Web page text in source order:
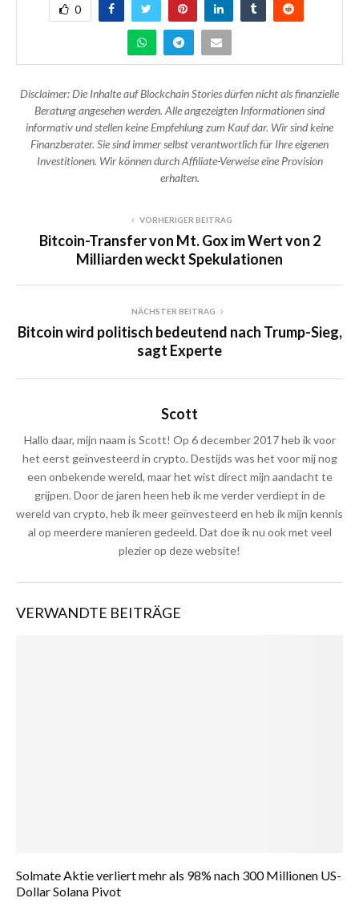
0
Disclaimer: Die Inhalte auf Blockchain Stories dürfen nicht als finanzielle
Beratung angesehen werden. Alle angezeigten Informationen sind
informativ und stellen keine Empfehlung zum Kauf dar. Wir sind keine
Finanzberater. Sie sind immer selbst verantwortlich für Ihre eigenen
Investitionen. Wir können durch Affiliate-Verweise eine Provision
erhalten.
VORHERIGER BEITRAG
Bitcoin-Transfer von Mt. Gox im Wert von 2
Milliarden weckt Spekulationen
NÄCHSTER BEITRAG
Bitcoin wird politisch bedeutend nach Trump-Sieg,
sagt Experte
Scott
Hallo daar, mijn naam is Scott! Op 6 december 2017 heb ik voor
het eerst geïnvesteerd in crypto. Destijds was het voor mij nog
een onbekende wereld, maar het wist direct mijn aandacht te
grijpen. Door de jaren heen heb ik me verder verdiept in de
wereld van crypto, heb ik meer geïnvesteerd en heb ik mijn kennis
al op meerdere manieren gedeeld. Dat doe ik nu ook met veel
plezier op deze website!
VERWANDTE BEITRÄGE
Solmate Aktie verliert mehr als 98% nach 300 Millionen US-
Dollar Solana Pivot